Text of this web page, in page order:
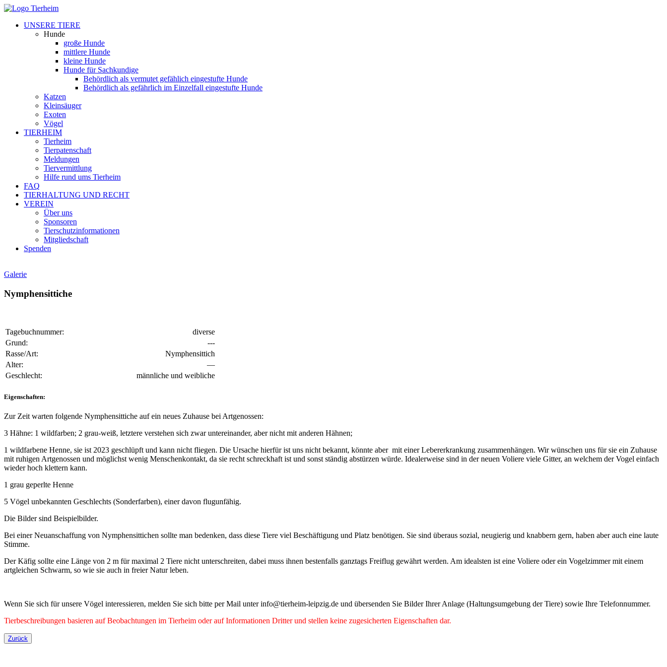
UNSERE TIERE
Hunde
große Hunde
mittlere Hunde
kleine Hunde
Hunde für Sachkundige
Behördlich als vermutet gefählich eingestufte Hunde
Behördlich als gefährlich im Einzelfall eingestufte Hunde
Katzen
Kleinsäuger
Exoten
Vögel
TIERHEIM
Tierheim
Tierpatenschaft
Meldungen
Tiervermittlung
Hilfe rund ums Tierheim
FAQ
TIERHALTUNG UND RECHT
VEREIN
Über uns
Sponsoren
Tierschutzinformationen
Mitgliedschaft
Spenden
Galerie
Nymphensittiche
Tagebuchnummer:
diverse
Grund:
---
Rasse/Art:
Nymphensittich
Alter:
—
Geschlecht:
männliche und weibliche
Eigenschaften:
Zur Zeit warten folgende Nymphensittiche auf ein neues Zuhause bei Artgenossen:
3 Hähne: 1 wildfarben; 2 grau-weiß, letztere verstehen sich zwar untereinander, aber nicht mit anderen Hähnen;
1 wildfarbene Henne, sie ist 2023 geschlüpft und kann nicht fliegen. Die Ursache hierfür ist uns nicht bekannt, könnte aber mit einer Lebererkrankung zusammenhängen. Wir wünschen uns für sie ein Zuhause
mit ruhigen Artgenossen und möglichst wenig Menschenkontakt, da sie recht schreckhaft ist und sonst ständig abstürzen würde. Idealerweise sind in der neuen Voliere viele Gitter, an welchem der Vogel einfach
wieder hoch klettern kann.
1 grau geperlte Henne
5 Vögel unbekannten Geschlechts (Sonderfarben), einer davon flugunfähig.
Die Bilder sind Beispielbilder.
Bei einer Neuanschaffung von Nymphensittichen sollte man bedenken, dass diese Tiere viel Beschäftigung und Platz benötigen. Sie sind überaus sozial, neugierig und knabbern gern, haben aber auch eine laute
Stimme.
Der Käfig sollte eine Länge von 2 m für maximal 2 Tiere nicht unterschreiten, dabei muss ihnen bestenfalls ganztags Freiflug gewährt werden. Am idealsten ist eine Voliere oder ein Vogelzimmer mit einem
artgleichen Schwarm, so wie sie auch in freier Natur leben.
Wenn Sie sich für unsere Vögel interessieren, melden Sie sich bitte per Mail unter info@tierheim-leipzig.de und übersenden Sie Bilder Ihrer Anlage (Haltungsumgebung der Tiere) sowie Ihre Telefonnummer.
Tierbeschreibungen basieren auf Beobachtungen im Tierheim oder auf Informationen Dritter und stellen keine zugesicherten Eigenschaften dar.
Zurück